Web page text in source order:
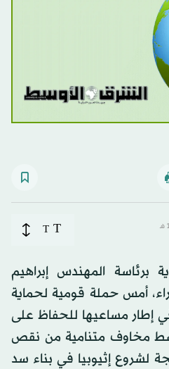
T
T
برئاسة المهندس إبراهيم
أمس حملة قومية لحماية
في إطار مساعيها للحفاظ على
وسط مخاوف متنامية من نقص
لشروع إثيوبيا في بناء سد